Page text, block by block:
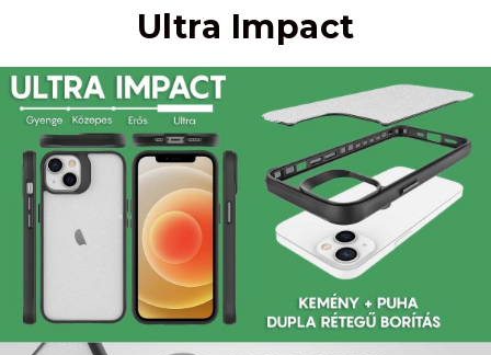
Ultra Impact